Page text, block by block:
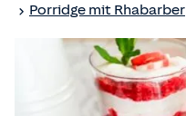
Porridge mit Rhabarber